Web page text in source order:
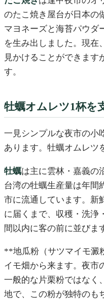
のたこ焼き屋台が日本の
マヨネーズと海苔パウダ
を生み出しました。現在
見かけることができます
す。
牡蠣オムレツ1杯を
一見シンプルな夜市の小
あります。牡蠣オムレツ
牡蠣は主に雲林・嘉義の
台湾の牡蠣生産量は年間
市に流通しています。新
に届くまで、収穫・洗浄
間以内に客の前に並びま
**地瓜粉（サツマイモ澱
イモ畑から来ます。夜市
一般的な片栗粉ではなく
地で、この粉が独特のも